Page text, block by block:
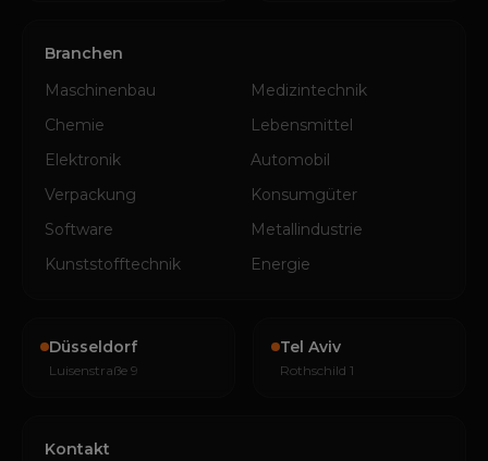
Branchen
Maschinenbau
Medizintechnik
Chemie
Lebensmittel
Elektronik
Automobil
Verpackung
Konsumgüter
Software
Metallindustrie
Kunststofftechnik
Energie
Düsseldorf
Luisenstraße 9
Tel Aviv
Rothschild 1
Kontakt